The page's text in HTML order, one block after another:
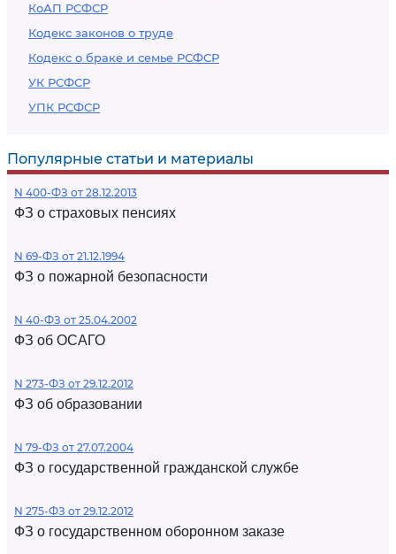
КоАП РСФСР
Кодекс законов о труде
Кодекс о браке и семье РСФСР
УК РСФСР
УПК РСФСР
Популярные статьи и материалы
N 400-ФЗ от 28.12.2013
ФЗ о страховых пенсиях
N 69-ФЗ от 21.12.1994
ФЗ о пожарной безопасности
N 40-ФЗ от 25.04.2002
ФЗ об ОСАГО
N 273-ФЗ от 29.12.2012
ФЗ об образовании
N 79-ФЗ от 27.07.2004
ФЗ о государственной гражданской службе
N 275-ФЗ от 29.12.2012
ФЗ о государственном оборонном заказе